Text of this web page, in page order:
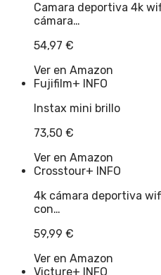
Camara deportiva 4k
cámara…
54,97 €
Ver en Amazon
Fujifilm+ INFO
Instax mini brillo
73,50 €
Ver en Amazon
Crosstour+ INFO
4k cámara deportiva
con…
59,99 €
Ver en Amazon
Victure+ INFO